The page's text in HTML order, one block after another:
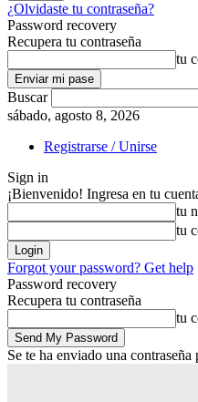
¿Olvidaste tu contraseña?
Password recovery
Recupera tu contraseña
tu
Buscar
sábado, agosto 8, 2026
Registrarse / Unirse
Sign in
¡Bienvenido! Ingresa en tu
tu
tu
Forgot your password? Get help
Password recovery
Recupera tu contraseña
tu
Se te ha enviado una